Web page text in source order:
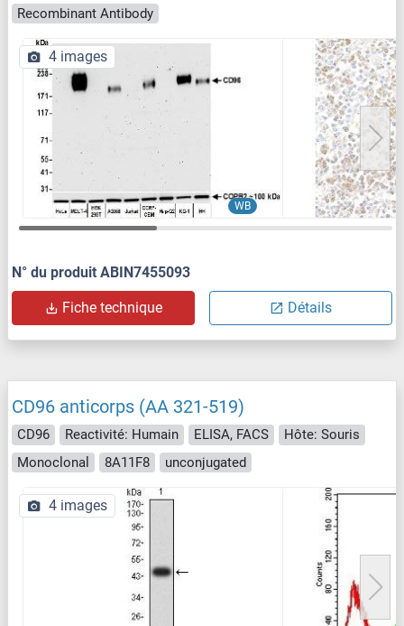
Recombinant Antibody
WB
4 images
N° du produit ABIN7455093
Fiche technique Détails
CD96 anticorps (AA 321-519)
CD96 Reactivité: Humain ELISA, FACS
Hôte: Souris
Monoclonal
8A11F8 unconjugated
4 images